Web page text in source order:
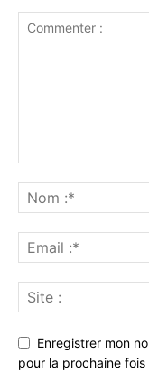
Enregistrer mon
pour la prochaine